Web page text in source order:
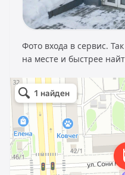
Фото входа в сервис.
на месте и быстрее